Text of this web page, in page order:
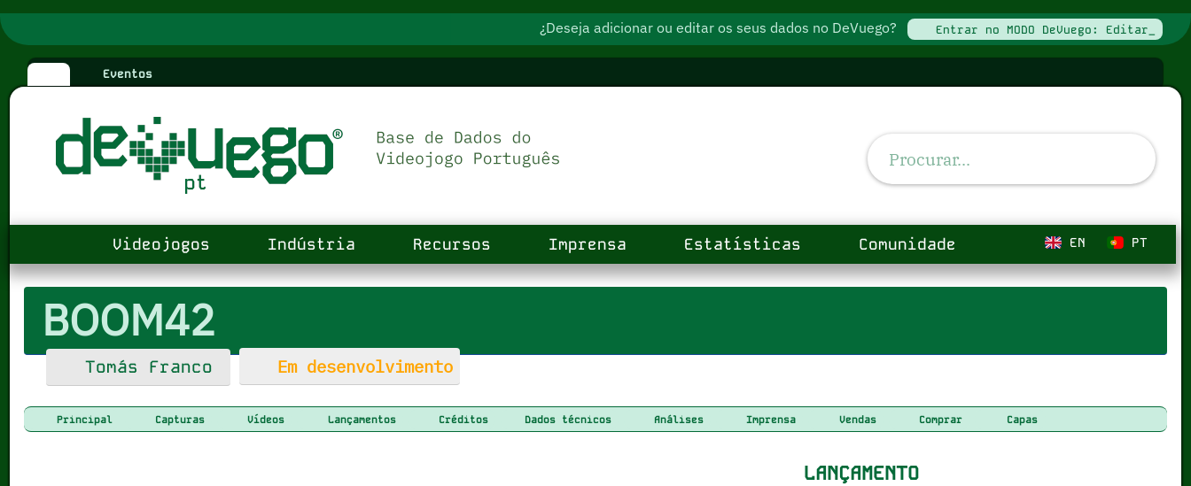
¿Deseja adicionar ou editar os seus dados no DeVuego? Entrar no MODO DeVuego: Editar_
Eventos
Videojogos Indústria Recursos Imprensa Estatísticas Comunidade PT
EN
BOOM42
Tomás Franco Em desenvolvimento
Principal Capturas Vídeos Lançamentos Créditos Dados técnicos Análises Imprensa Vendas Comprar Capas
LANÇAMENTO